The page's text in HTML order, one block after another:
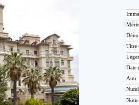
Titre
Date
Autr